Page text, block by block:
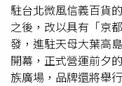
的蘿蔔硫素含量是成
內栽種，不易受天氣
是，芽苗在發芽初期
度高於成熟蔬菜，是
駐台北微風信義百貨
之後，改以具有「京
發，進駐天母大葉高
開幕，正式營運前夕
族廣場，品牌還將舉